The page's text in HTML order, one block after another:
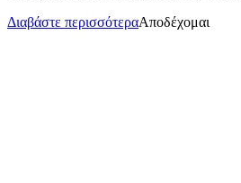
Διαβάστε περισσότεραΑποδέχομαι